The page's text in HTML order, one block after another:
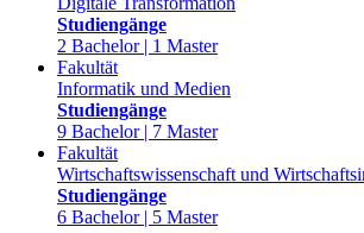
Studiengänge
2 Bachelor | 1 Master
Fakultät
Informatik und Medien
Studiengänge
9 Bachelor | 7 Master
Fakultät
Wirtschaftswissenschaft und
Studiengänge
6 Bachelor | 5 Master